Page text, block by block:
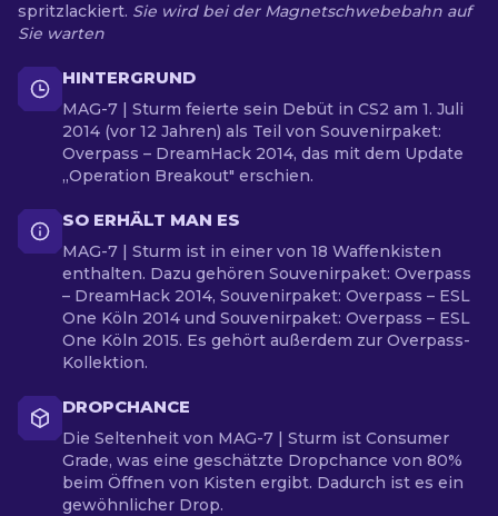
spritzlackiert. Sie wird bei der Magnetschwebebahn auf
Sie warten
HINTERGRUND
MAG-7 | Sturm feierte sein Debüt in CS2 am 1. Juli
2014 (vor 12 Jahren) als Teil von Souvenirpaket:
Overpass – DreamHack 2014, das mit dem Update
„Operation Breakout" erschien.
SO ERHÄLT MAN ES
MAG-7 | Sturm ist in einer von 18 Waffenkisten
enthalten. Dazu gehören Souvenirpaket: Overpass
– DreamHack 2014, Souvenirpaket: Overpass – ESL
One Köln 2014 und Souvenirpaket: Overpass – ESL
One Köln 2015. Es gehört außerdem zur Overpass-
Kollektion.
DROPCHANCE
Die Seltenheit von MAG-7 | Sturm ist Consumer
Grade, was eine geschätzte Dropchance von 80%
beim Öffnen von Kisten ergibt. Dadurch ist es ein
gewöhnlicher Drop.